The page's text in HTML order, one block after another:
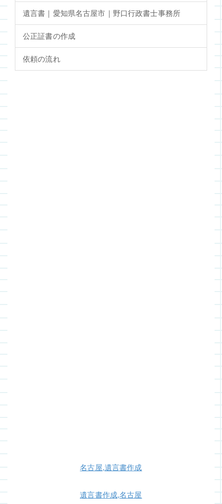
遺言書｜愛知県名古屋市｜野口行政書士事務所
公正証書の作成
依頼の流れ
名古屋,遺言書作成
遺言書作成,名古屋